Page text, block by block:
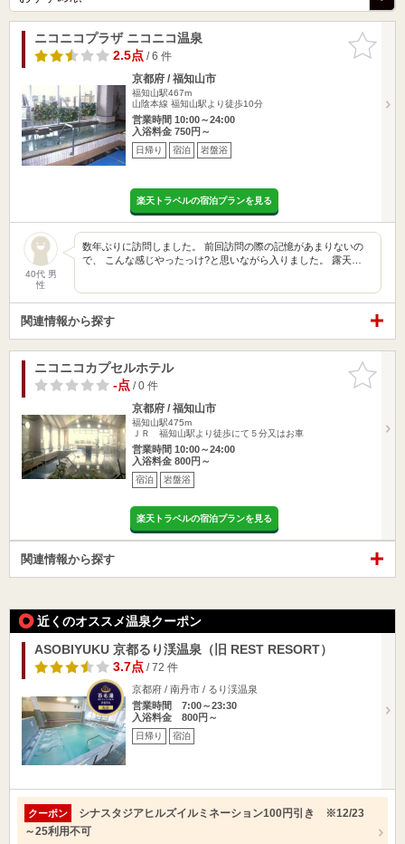
お気に入
りに追加
ニコニコプラザ ニコニコ温泉
2.5点/ 6 件
京都府 / 福知山市
福知山駅467m
山陰本線 福知山駅より徒歩10分
営業時間 10:00～24:00
入浴料金 750円～
日帰り 宿泊 岩盤浴
楽天トラベルの宿泊プランを見る
40代 男
性
数年ぶりに訪問しました。 前回訪問の際の記憶があまりないの
で、 こんな感じやったっけ?と思いながら入りました。 露天…
関連情報から探す
お気に入
りに追加
ニコニコカプセルホテル
-点/ 0 件
京都府 / 福知山市
福知山駅475m
ＪＲ 福知山駅より徒歩にて５分又はお車
営業時間 10:00～24:00
入浴料金 800円～
宿泊 岩盤浴
楽天トラベルの宿泊プランを見る
関連情報から探す
近くのオススメ温泉クーポン
ASOBIYUKU 京都るり渓温泉（旧 REST RESORT）
3.7点/ 72 件
京都府 / 南丹市 / るり渓温泉
営業時間 7:00～23:30
入浴料金 800円～
日帰り 宿泊
クーポン
シナスタジアヒルズイルミネーション100円引き ※12/23
～25利用不可